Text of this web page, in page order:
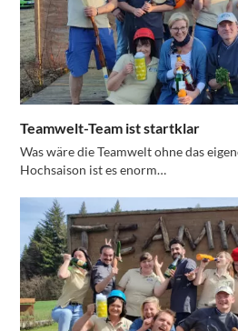
Teamwelt-Team ist startklar
Was wäre die Teamwelt ohne das
Hochsaison ist es enorm…